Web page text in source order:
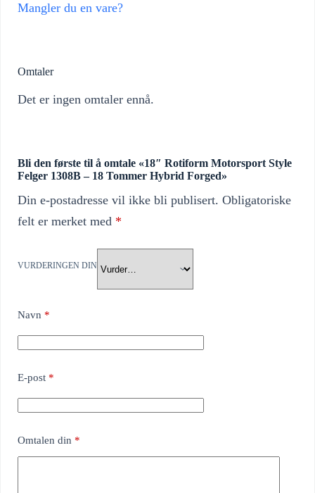
Mangler du en vare?
Omtaler
Det er ingen omtaler ennå.
Bli den første til å omtale «18″ Rotiform Motorsport Style
Felger 1308B – 18 Tommer Hybrid Forged»
Din e-postadresse vil ikke bli publisert. Obligatoriske
felt er merket med *
VURDERINGEN DIN
Navn *
E-post *
Omtalen din *